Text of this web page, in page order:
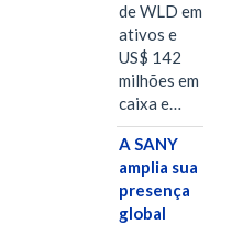
de WLD em
ativos e
US$ 142
milhões em
caixa e…
A SANY
amplia sua
presença
global